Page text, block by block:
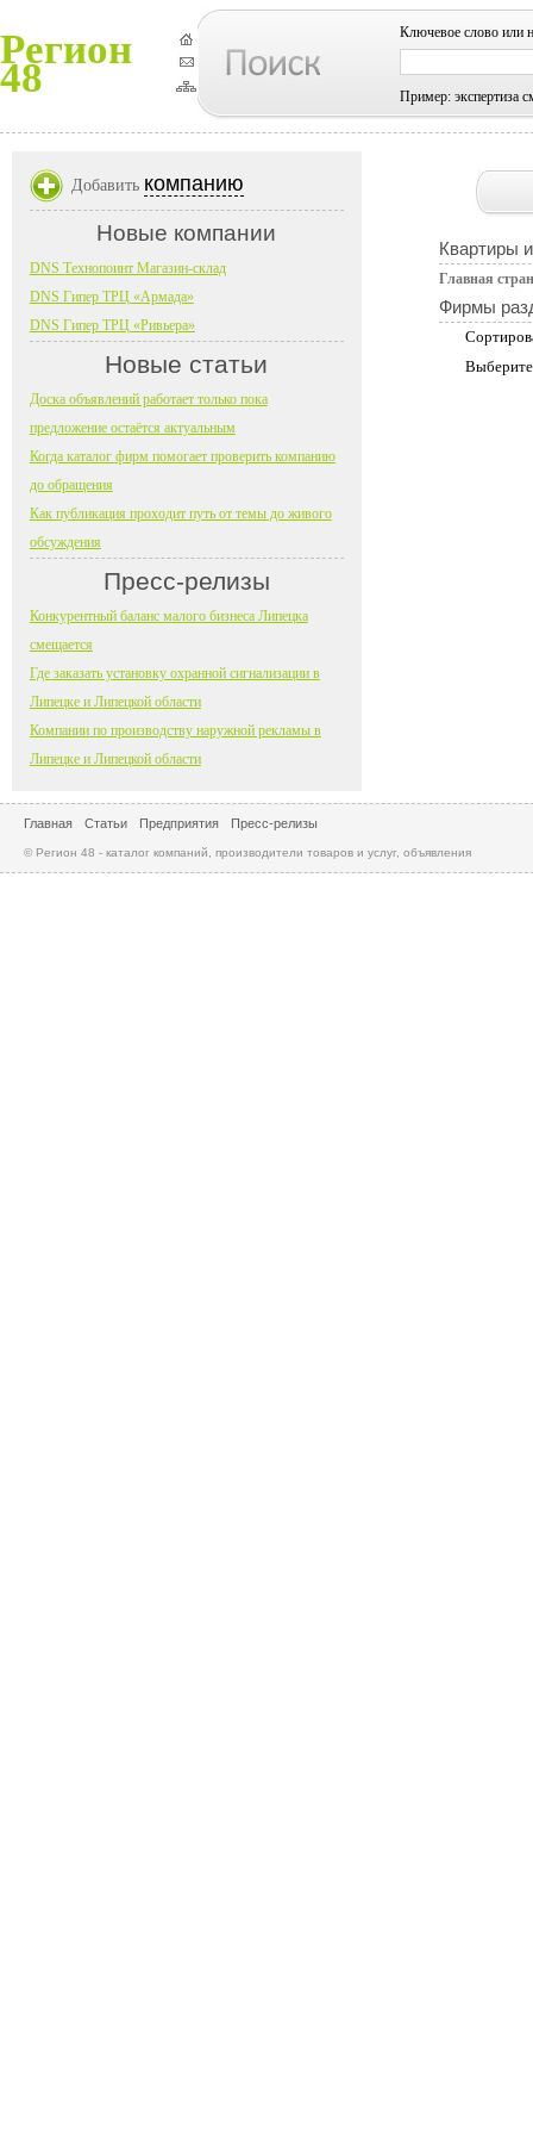
Регион
48
Ключевое слово или
Пример: экспертиза
Квартиры
Главная
Фирмы
Добавить компанию
Новые компании
DNS Технопоинт Магазин-склад
DNS Гипер ТРЦ «Армада»
DNS Гипер ТРЦ «Ривьера»
Новые статьи
Доска объявлений работает только пока
предложение остаётся актуальным
Когда каталог фирм помогает проверить компанию
до обращения
Как публикация проходит путь от темы до живого
обсуждения
Пресс-релизы
Конкурентный баланс малого бизнеса Липецка
смещается
Где заказать установку охранной сигнализации в
Липецке и Липецкой области
Компании по производству наружной рекламы в
Липецке и Липецкой области
Главная Статьи Предприятия Пресс-релизы
© Регион 48 - каталог компаний, производители товаров и услуг, объявления